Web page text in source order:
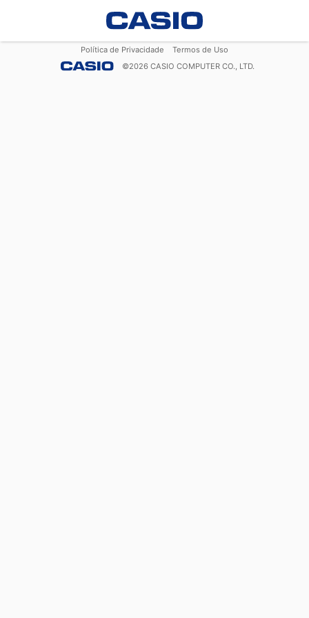
Política de Privacidade
Termos de Uso
©2026 CASIO COMPUTER CO., LTD.